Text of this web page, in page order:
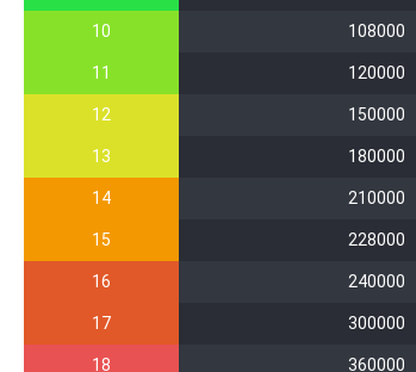
10 108000
11 120000
12 150000
13 180000
14 210000
15 228000
16 240000
17 300000
18 360000